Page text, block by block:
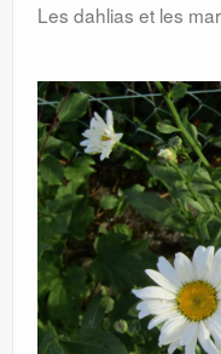
Les dahlias et les